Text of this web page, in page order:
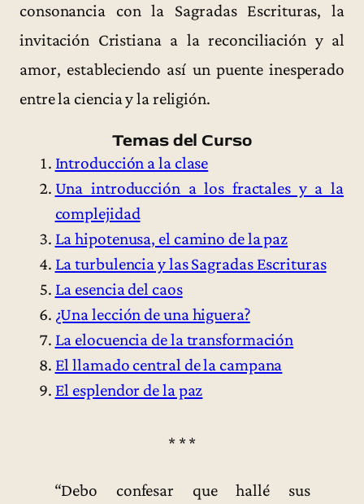
consonancia con la Sagradas Escrituras, la
invitación Cristiana a la reconciliación y al
amor, estableciendo así un puente inesperado
entre la ciencia y la religión.
Temas del Curso
Introducción a la clase
Una introducción a los fractales y a la
complejidad
La hipotenusa, el camino de la paz
La turbulencia y las Sagradas Escrituras
La esencia del caos
¿Una lección de una higuera?
La elocuencia de la transformación
El llamado central de la campana
El esplendor de la paz
* * *
“Debo confesar que hallé sus